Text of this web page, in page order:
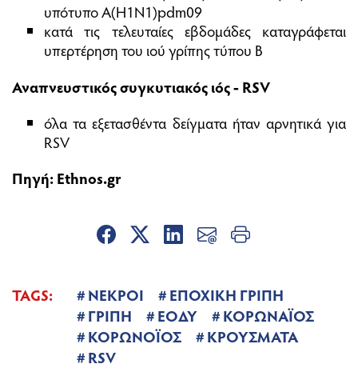
υπότυπο Α(Η1Ν1)pdm09
κατά τις τελευταίες εβδομάδες καταγράφεται
υπερτέρηση του ιού γρίπης τύπου Β
Αναπνευστικός συγκυτιακός ιός - RSV
όλα τα εξετασθέντα δείγματα ήταν αρνητικά για
RSV
Πηγή:Ethnos.gr
TAGS: ΝΕΚΡΟΙ
ΕΠΟΧΙΚΗ ΓΡΙΠΗ
ΓΡΙΠΗ
ΕΟΔΥ
ΚΟΡΩΝΑΪΟΣ
ΚΟΡΩΝΟΪΟΣ
ΚΡΟΥΣΜΑΤΑ
RSV